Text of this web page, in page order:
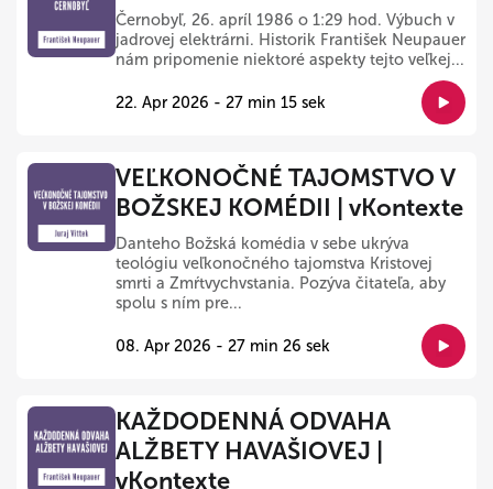
Černobyľ, 26. apríl 1986 o 1:29 hod. Výbuch v
jadrovej elektrárni. Historik František Neupauer
nám pripomenie niektoré aspekty tejto veľkej...
22. Apr 2026 - 27 min 15 sek
VEĽKONOČNÉ TAJOMSTVO V
BOŽSKEJ KOMÉDII | vKontexte
Danteho Božská komédia v sebe ukrýva
teológiu veľkonočného tajomstva Kristovej
smrti a Zmŕtvychvstania. Pozýva čitateľa, aby
spolu s ním pre...
08. Apr 2026 - 27 min 26 sek
KAŽDODENNÁ ODVAHA
ALŽBETY HAVAŠIOVEJ |
vKontexte